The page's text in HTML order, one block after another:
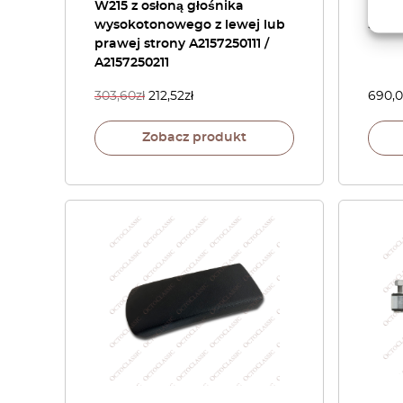
W215 z osłoną głośnika
wysokotonowego z lewej lub
prawej strony A2157250111 /
A2157250211
303,60zł 212,52zł
Zobacz produkt
Soft